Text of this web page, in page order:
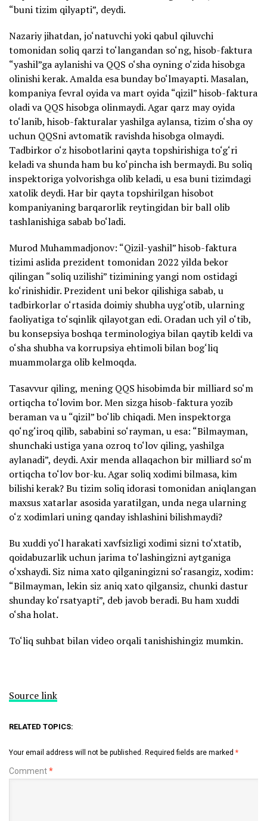
“buni tizim qilyapti”, deydi.
Nazariy jihatdan, jo‘natuvchi yoki qabul qiluvchi
tomonidan soliq qarzi to‘langandan so‘ng, hisob-faktura
“yashil”ga aylanishi va QQS o‘sha oyning o‘zida hisobga
olinishi kerak. Amalda esa bunday bo‘lmayapti. Masalan,
kompaniya fevral oyida va mart oyida “qizil” hisob-faktura
oladi va QQS hisobga olinmaydi. Agar qarz may oyida
to‘lanib, hisob-fakturalar yashilga aylansa, tizim o‘sha oy
uchun QQSni avtomatik ravishda hisobga olmaydi.
Tadbirkor o‘z hisobotlarini qayta topshirishiga to‘g‘ri
keladi va shunda ham bu ko‘pincha ish bermaydi. Bu soliq
inspektoriga yolvorishga olib keladi, u esa buni tizimdagi
xatolik deydi. Har bir qayta topshirilgan hisobot
kompaniyaning barqarorlik reytingidan bir ball olib
tashlanishiga sabab bo‘ladi.
Murod Muhammadjonov: “Qizil-yashil” hisob-faktura
tizimi aslida prezident tomonidan 2022 yilda bekor
qilingan “soliq uzilishi” tizimining yangi nom ostidagi
ko‘rinishidir. Prezident uni bekor qilishiga sabab, u
tadbirkorlar o‘rtasida doimiy shubha uyg‘otib, ularning
faoliyatiga to‘sqinlik qilayotgan edi. Oradan uch yil o‘tib,
bu konsepsiya boshqa terminologiya bilan qaytib keldi va
o‘sha shubha va korrupsiya ehtimoli bilan bog‘liq
muammolarga olib kelmoqda.
Tasavvur qiling, mening QQS hisobimda bir milliard so‘m
ortiqcha to‘lovim bor. Men sizga hisob-faktura yozib
beraman va u “qizil” bo‘lib chiqadi. Men inspektorga
qo‘ng‘iroq qilib, sababini so‘rayman, u esa: “Bilmayman,
shunchaki ustiga yana ozroq to‘lov qiling, yashilga
aylanadi”, deydi. Axir menda allaqachon bir milliard so‘m
ortiqcha to‘lov bor-ku. Agar soliq xodimi bilmasa, kim
bilishi kerak? Bu tizim soliq idorasi tomonidan aniqlangan
maxsus xatarlar asosida yaratilgan, unda nega ularning
o‘z xodimlari uning qanday ishlashini bilishmaydi?
Bu xuddi yo‘l harakati xavfsizligi xodimi sizni to‘xtatib,
qoidabuzarlik uchun jarima to‘lashingizni aytganiga
o‘xshaydi. Siz nima xato qilganingizni so‘rasangiz, xodim:
“Bilmayman, lekin siz aniq xato qilgansiz, chunki dastur
shunday ko‘rsatyapti”, deb javob beradi. Bu ham xuddi
o‘sha holat.
To‘liq suhbat bilan video orqali tanishishingiz mumkin.
Source link
RELATED TOPICS:
Your email address will not be published. Required fields are marked *
Comment*